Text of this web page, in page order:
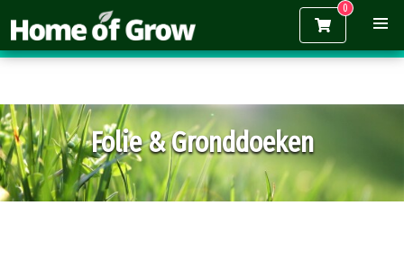
Gratis verzending vanaf €150,-
Folie & Gronddoeken